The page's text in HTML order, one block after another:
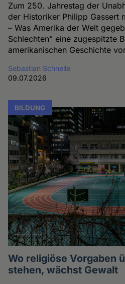
Zum 250. Jahrestag der
der Historiker Philipp Gassert
– Was Amerika der Welt
Schlechten” eine zugespitzte
amerikanischen Geschichte
Sebastian Schnelle
09.07.2026
BILDUNG
Wo religiöse Vorgaben
stehen, wächst Gewalt